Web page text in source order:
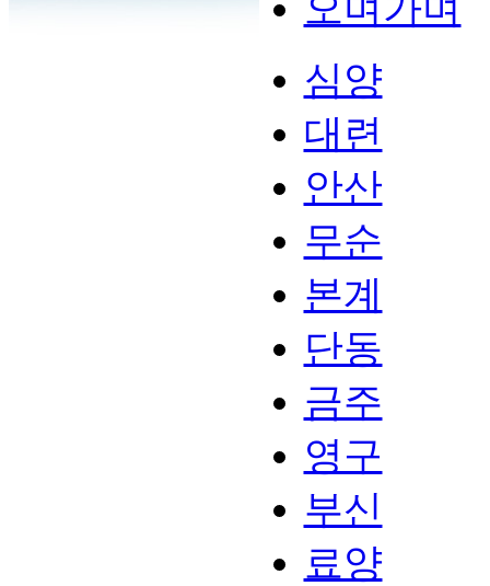
오며가며
심양
대련
안산
무순
본계
단동
금주
영구
부신
료양